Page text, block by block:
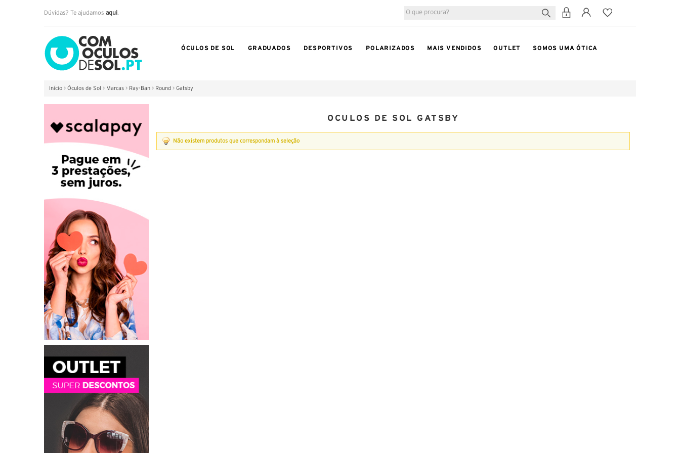
Dúvidas? Te ajudamos aqui.
ÓCULOS DE SOL GRADUADOS DESPORTIVOS POLARIZADOS MAIS VENDIDOS OUTLET SOMOS UMA ÓTICA
Início > Óculos de Sol > Marcas > Ray-Ban > Round > Gatsby
OCULOS DE SOL GATSBY
Não existem produtos que correspondam à seleção